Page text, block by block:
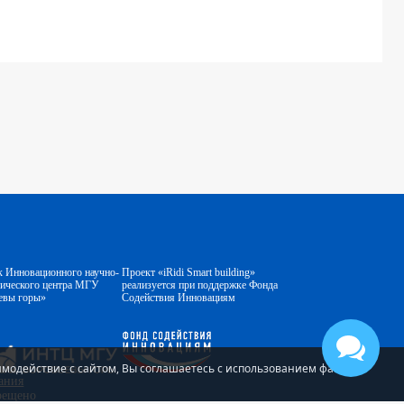
Инновационного научно-
центра МГУ
горы»
Проект «iRidi Smart building»
реализуется при поддержке Фонда
Содействия Инновациям
с сайтом, Вы соглашаетесь с использованием файлов